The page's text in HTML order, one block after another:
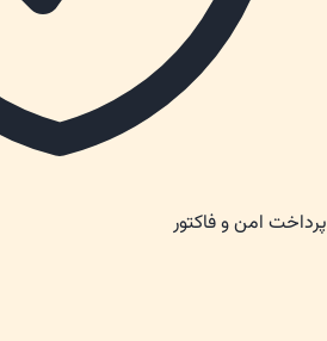
پرداخت امن و فاکتور